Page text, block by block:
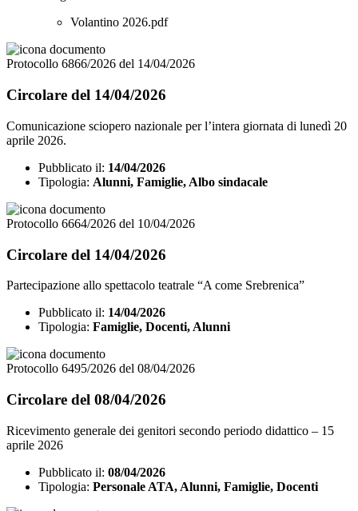
Volantino 2026.pdf
Protocollo 6866/2026 del 14/04/2026
Circolare del 14/04/2026
Comunicazione sciopero nazionale per l’intera giornata di lunedì 20
aprile 2026.
Pubblicato il: 14/04/2026
Tipologia: Alunni, Famiglie, Albo sindacale
Protocollo 6664/2026 del 10/04/2026
Circolare del 14/04/2026
Partecipazione allo spettacolo teatrale “A come Srebrenica”
Pubblicato il: 14/04/2026
Tipologia: Famiglie, Docenti, Alunni
Protocollo 6495/2026 del 08/04/2026
Circolare del 08/04/2026
Ricevimento generale dei genitori secondo periodo didattico – 15
aprile 2026
Pubblicato il: 08/04/2026
Tipologia: Personale ATA, Alunni, Famiglie, Docenti